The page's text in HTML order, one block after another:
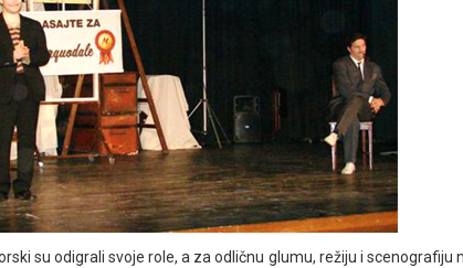
su odigrali svoje role, a za odličnu glumu, režiju i scenografiju